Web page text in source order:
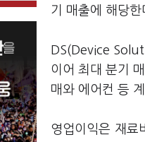
기 매출에 해당한
DS(Device
이어 최대 분기
매와 에어컨 등
영업이익은 재료